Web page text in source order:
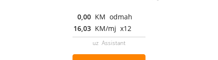
0,00 KM odmah
16,03 KM/mj x12
uz Assistant